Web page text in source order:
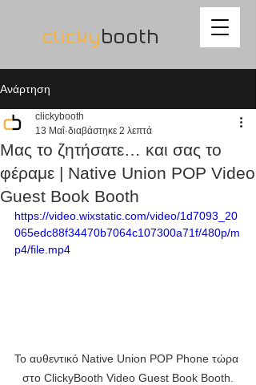
clickybooth
Ανάρτηση
Μας το ζητήσατε… και σας το
φέραμε | Native Union POP Video
Guest Book Booth
clickybooth
13 Μαΐ διαβάστηκε 2 λεπτά
https://video.wixstatic.com/video/1d7093_20
065edc88f34470b7064c107300a71f/480p/m
p4/file.mp4
Το αυθεντικό Native Union POP Phone τώρα
στο ClickyBooth Video Guest Book Booth.